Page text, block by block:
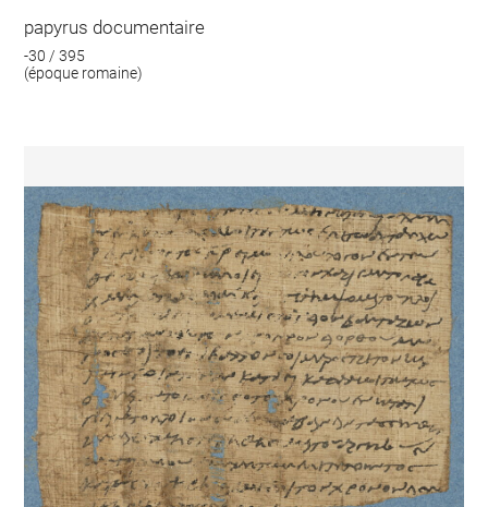
papyrus documentaire
-30 / 395
(époque romaine)